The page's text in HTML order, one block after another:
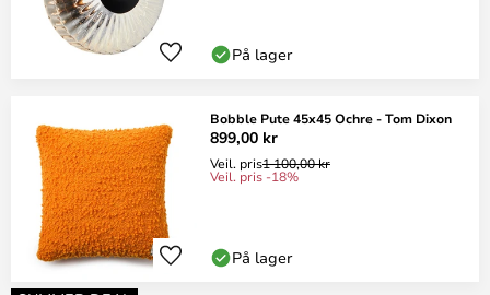
På lager
Bobble Pute 45x45 Ochre - Tom Dixon
899,00 kr
Veil. pris1 100,00 kr
Veil. pris -18%
På lager